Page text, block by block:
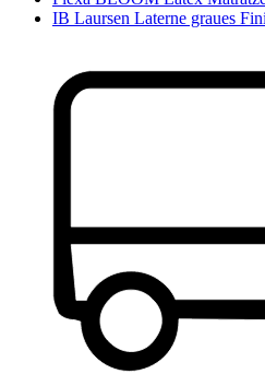
IB Laursen Laterne graues